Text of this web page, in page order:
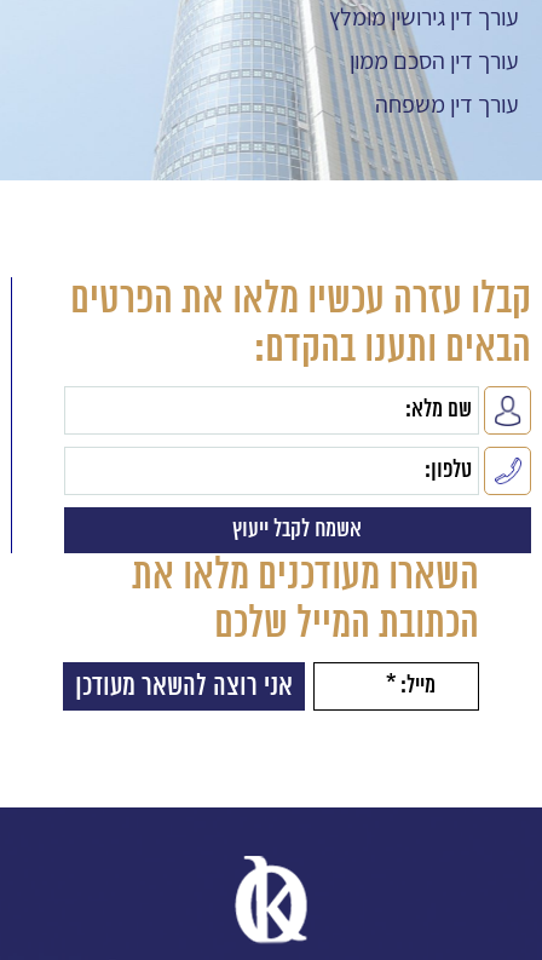
עורך דין גירושין מומלץ
עורך דין הסכם ממון
עורך דין משפחה
קבלו עזרה עכשיו מלאו את הפרטים
הבאים ותענו בהקדם:
השארו מעודכנים מלאו את
הכתובת המייל שלכם